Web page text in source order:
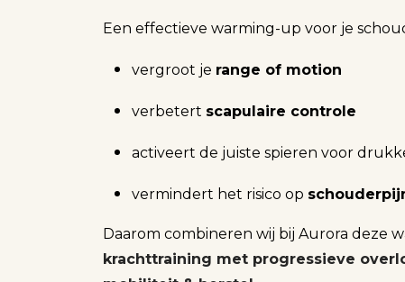
Een effectieve warming-up voor je
vergroot je range of motion
verbetert scapulaire controle
activeert de juiste spieren voor
vermindert het risico op
Daarom combineren wij bij Aurora deze
krachttraining met progressieve